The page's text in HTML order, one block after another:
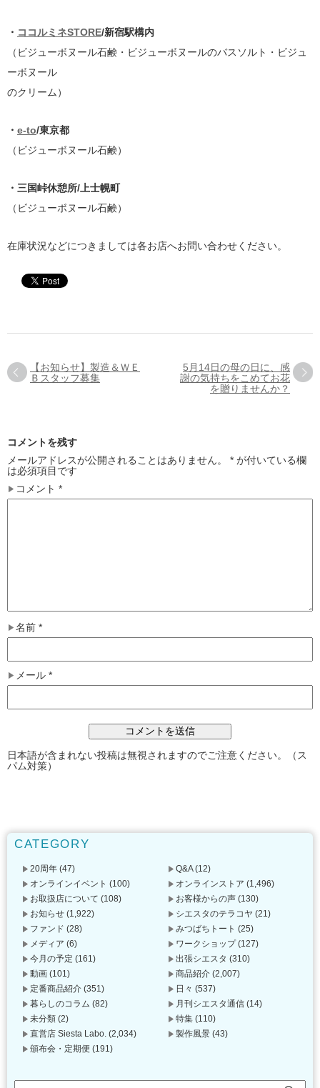
・ ココルミネSTORE/新宿駅構内
（ビジューボヌール石鹸・ビジューボヌールのバスソルト・ビジュ
ーボヌール
のクリーム）
・ e-to/東京都
（ビジューボヌール石鹸）
・三国峠休憩所/上士幌町
（ビジューボヌール石鹸）
在庫状況などにつきましては各お店へお問い合わせください。
【お知らせ】製造＆ＷＥ
Ｂスタッフ募集
5月14日の母の日に、感
謝の気持ちをこめてお花
を贈りませんか？
コメントを残す
メールアドレスが公開されることはありません。
* が付いている欄
は必須項目です
コメント *
名前 *
メール *
日本語が含まれない投稿は無視されますのでご注意ください。（ス
パム対策）
CATEGORY
20周年 (47) Q&A(12)
オンラインイベント (100) オンラインストア (1,496)
お取扱店について (108) お客様からの声 (130)
お知らせ (1,922) シエスタのテラコヤ (21)
ファンド (28) みつばちトート (25)
メディア (6) ワークショップ(127)
今月の予定 (161) 出張シエスタ (310)
動画 (101) 商品紹介 (2,007)
定番商品紹介 (351) 日々 (537)
暮らしのコラム (82) 月刊シエスタ通信 (14)
未分類 (2) 特集 (110)
直営店 Siesta Labo. (2,034) 製作風景 (43)
頒布会・定期便 (191)